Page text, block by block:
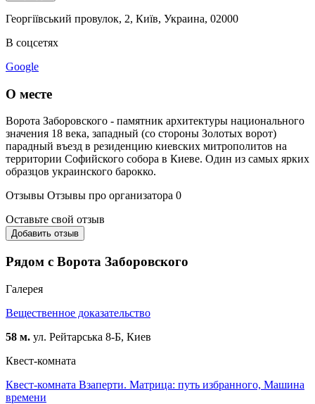
Георгіївський провулок, 2, Київ, Украина, 02000
В соцсетях
Google
О месте
Ворота Заборовского - памятник архитектуры национального
значения 18 века, западный (со стороны Золотых ворот)
парадный въезд в резиденцию киевских митрополитов на
территории Софийского собора в Киеве. Один из самых ярких
образцов украинского барокко.
Отзывы Отзывы про организатора 0
Оставьте свой отзыв
Добавить отзыв
Рядом с Ворота Заборовского
Галерея
Вещественное доказательство
58 м. ул. Рейтарська 8-Б, Киев
Квест-комната
Квест-комната Взаперти. Матрица: путь избранного, Машина
времени